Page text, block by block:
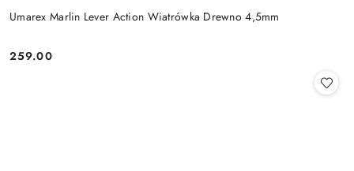
Umarex Marlin Lever Action Wiatrówka Drewno 4,5mm
Cena:
259.00